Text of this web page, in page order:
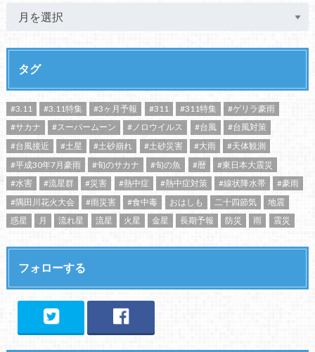
タグ
#3.11 #3.11特集 #3ヶ月予報 #311 #311特集
#ゲリラ豪雨
#サカナ
#スーパームーン #ノロウイルス #台風
#台風対策
#台風接近
#土星 #土砂崩れ #土砂災害 #大雨
#天体観測
#平成30年7月豪雨
#旬のサカナ #旬の魚 #暦
#東日本大震災
#水害
#流星群 #災害 #熱中症 #熱中症対策 #線状降水帯
#豪雨
#隅田川花火大会
#雨災害 #食中毒 おはしも 二十四節気
地震
惑星
月 流れ星 流星 火星 金星 長期予報 防災 雨 震災
フォローする